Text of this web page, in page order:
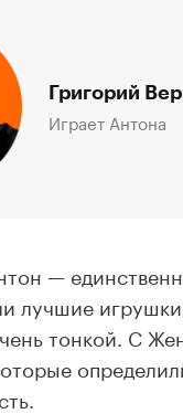
Григорий
Играет Антона
—
лучшие
тонкой. С